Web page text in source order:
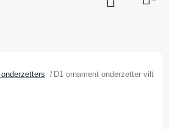
D1 ornament onderzetter vilt